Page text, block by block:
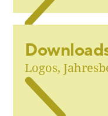
Logos,